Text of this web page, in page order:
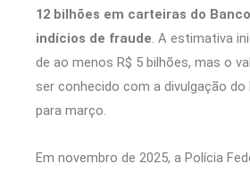
12 bilhões em carteiras do
indícios de fraude. A estimativa
de ao menos R$ 5 bilhões, mas o
ser conhecido com a divulgação do
para março.
Em novembro de 2025, a Polícia